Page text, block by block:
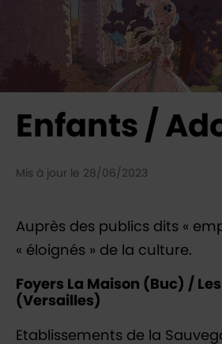
Enfants /
Mis à jour le 28/06/2023
Auprès des publics dits «
« éloignés » de la culture.
Foyers La Maison (Buc) /
(Versailles)
Etablissements de la